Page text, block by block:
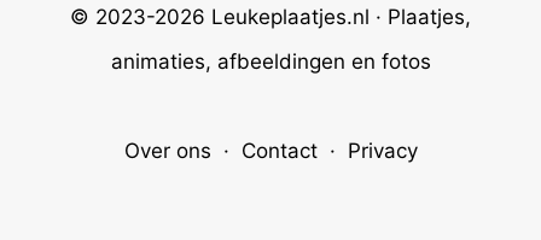
© 2023-2026 Leukeplaatjes.nl · Plaatjes,
animaties, afbeeldingen en fotos
Over ons · Contact· Privacy